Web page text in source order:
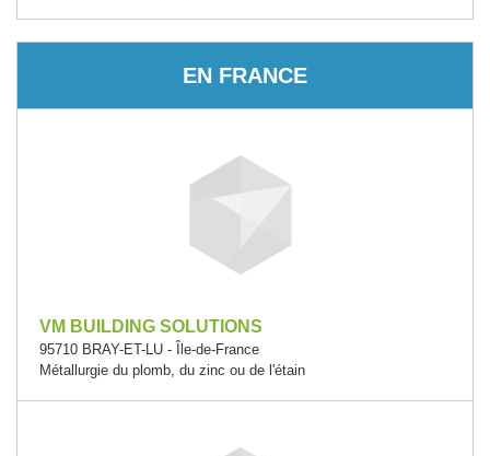
EN FRANCE
VM BUILDING SOLUTIONS
95710 BRAY-ET-LU - Île-de-France
Métallurgie du plomb, du zinc ou de l'étain